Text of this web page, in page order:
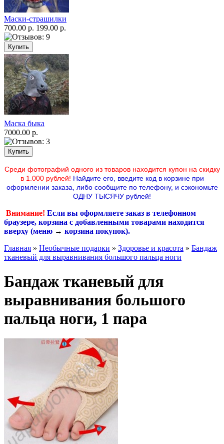
Маски-страшилки
700.00 р. 199.00 р.
Маска быка
7000.00 р.
Среди фотографий одного из товаров находится купон на скидку
в 1.000 рублей! Найдите его, введите код в корзине при
оформлении заказа, либо сообщите по телефону, и сэкономьте
ОДНУ ТЫСЯЧУ рублей!
Внимание! Если вы оформляете заказ в телефонном
браузере, корзина с добавленными товарами находится
вверху (меню → корзина покупок).
Главная » Необычные подарки » Здоровье и красота » Бандаж
тканевый для выравнивания большого пальца ноги
Бандаж тканевый для
выравнивания большого
пальца ноги, 1 пара